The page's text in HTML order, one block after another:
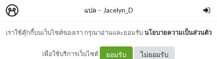
เราใช้คุ๊กกี้บนเว็บไซต์ของเรา กรุณาอ่านและยอมรับนโยบายความเป็นส่วนตัว
เพื่อใช้บริการเว็บไซต์ ยอมรับ ไม่ยอมรับ
แปล – Jacelyn_D